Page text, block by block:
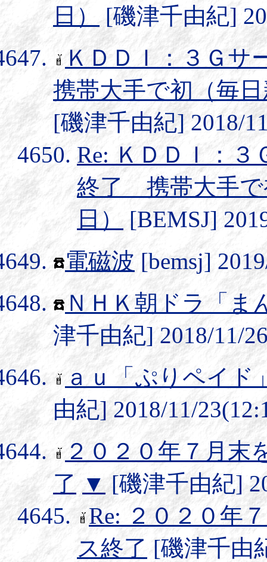
日）
[磯津千由紀]
ＫＤＤＩ：３Ｇ
携帯大手で初（毎
[磯津千由紀] 2018/
Re: ＫＤＤＩ：
終了 携帯大手で
日）
[BEMSJ]
電磁波 [bemsj]
ＮＨＫ朝ドラ「ま
津千由紀] 2018/11/
ａｕ「ぷりペイド
由紀] 2018/11/
２０２０年７月末
了 ▼ [磯津千由紀]
Re: ２０２０年
ス終了 [磯津千由